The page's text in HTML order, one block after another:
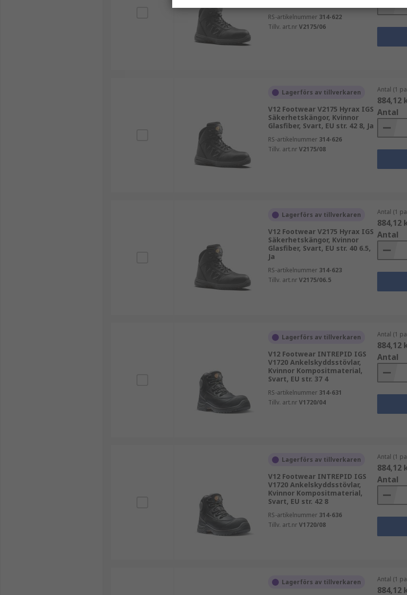
RS-artikelnummer 314-622
Tillv. art.nrV2175/06
Lagerförs av tillverkaren
V12 Footwear V2175 Hyrax IGS
Säkerhetskängor, Kvinnor
Glasfiber, Svart, EU str. 42 8, Ja
RS-artikelnummer 314-626
Tillv. art.nrV2175/08
Antal (1
884,12
Antal
Lagerförs av tillverkaren
V12 Footwear V2175 Hyrax IGS
Säkerhetskängor, Kvinnor
Glasfiber, Svart, EU str. 40 6.5,
Ja
RS-artikelnummer 314-623
Tillv. art.nrV2175/06.5
Antal (1
884,12
Antal
Lagerförs av tillverkaren
V12 Footwear INTREPID IGS
V1720 Ankelskyddsstövlar,
Kvinnor Kompositmaterial,
Svart, EU str. 37 4
RS-artikelnummer 314-631
Tillv. art.nrV1720/04
Antal (1
884,12
Antal
Lagerförs av tillverkaren
V12 Footwear INTREPID IGS
V1720 Ankelskyddsstövlar,
Kvinnor Kompositmaterial,
Svart, EU str. 42 8
RS-artikelnummer 314-636
Tillv. art.nrV1720/08
Antal (1
884,12
Antal
Lagerförs av tillverkaren Antal (1
884,12